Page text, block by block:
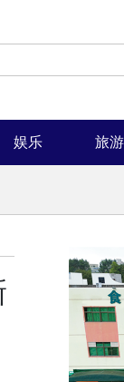
娱乐 旅游